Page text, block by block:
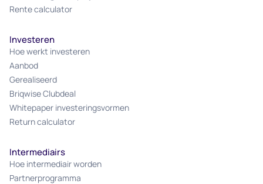
Rente calculator
Investeren
Hoe werkt investeren
Aanbod
Gerealiseerd
Briqwise Clubdeal
Whitepaper investeringsvormen
Return calculator
Intermediairs
Hoe intermediair worden
Partnerprogramma